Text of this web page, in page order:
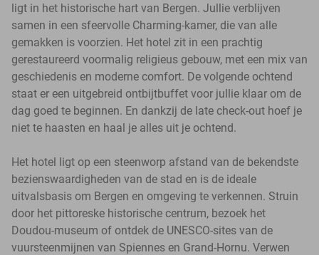
ligt in het historische hart van Bergen. Jullie verblijven
samen in een sfeervolle Charming-kamer, die van alle
gemakken is voorzien. Het hotel zit in een prachtig
gerestaureerd voormalig religieus gebouw, met een mix van
geschiedenis en moderne comfort. De volgende ochtend
staat er een uitgebreid ontbijtbuffet voor jullie klaar om de
dag goed te beginnen. En dankzij de late check-out hoef je
niet te haasten en haal je alles uit je ochtend.
Het hotel ligt op een steenworp afstand van de bekendste
bezienswaardigheden van de stad en is de ideale
uitvalsbasis om Bergen en omgeving te verkennen. Struin
door het pittoreske historische centrum, bezoek het
Doudou-museum of ontdek de UNESCO-sites van de
vuursteenmijnen van Spiennes en Grand-Hornu. Verwen